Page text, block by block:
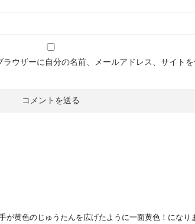
ウザーに自分の名前、メールアドレス、サイト
が黄色のじゅうたんを広げたように一面黄色！になり